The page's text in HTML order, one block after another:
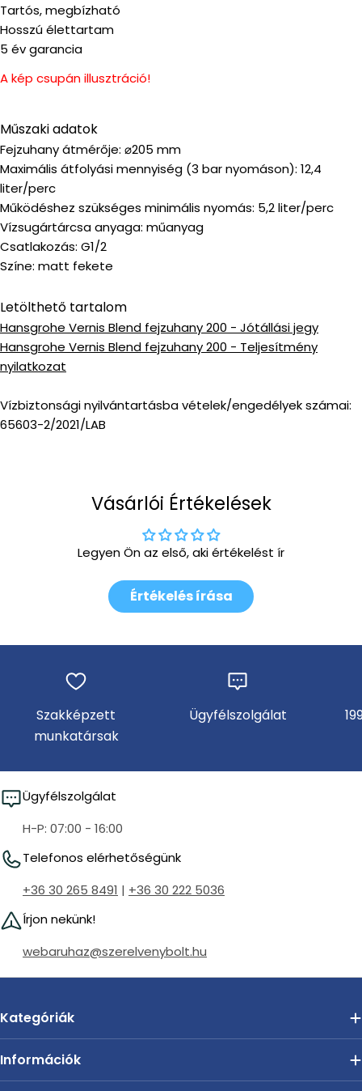
Tartós, megbízható
Hosszú élettartam
5 év garancia
A kép csupán illusztráció!
Műszaki adatok
Fejzuhany átmérője: ⌀205 mm
Maximális átfolyási mennyiség (3 bar nyomáson): 12,4
liter/perc
Működéshez szükséges minimális nyomás: 5,2 liter/perc
Vízsugártárcsa anyaga: műanyag
Csatlakozás: G1/2
Színe: matt fekete
Letölthető tartalom
Hansgrohe Vernis Blend fejzuhany 200 - Jótállási jegy
Hansgrohe Vernis Blend fejzuhany 200 - Teljesítmény
nyilatkozat
Vízbiztonsági nyilvántartásba vételek/engedélyek számai:
65603-2/2021/LAB
Vásárlói Értékelések
Legyen Ön az első, aki értékelést ír
Értékelés írása
Szakképzett
munkatársak
Ügyfélszolgálat
Ügyfélszolgálat
H-P: 07:00 - 16:00
Telefonos elérhetőségünk
+36 30 265 8491 | +36 30 222 5036
Írjon nekünk!
webaruhaz@szerelvenybolt.hu
Kategóriák
Információk